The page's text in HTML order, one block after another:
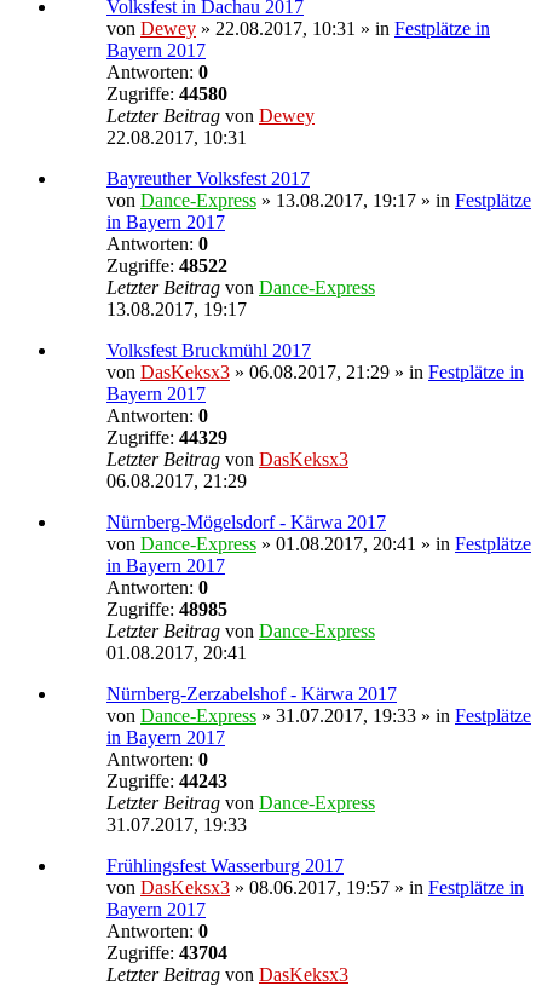
Volksfest in Dachau 2017
von Dewey » 22.08.2017, 10:31 » in Festplätze in
Bayern 2017
Antworten: 0
Zugriffe: 44580
Letzter Beitrag von Dewey
22.08.2017, 10:31
Bayreuther Volksfest 2017
von Dance-Express » 13.08.2017, 19:17 » in Festplätze
in Bayern 2017
Antworten: 0
Zugriffe: 48522
Letzter Beitrag von Dance-Express
13.08.2017, 19:17
Volksfest Bruckmühl 2017
von DasKeksx3 » 06.08.2017, 21:29 » in Festplätze in
Bayern 2017
Antworten: 0
Zugriffe: 44329
Letzter Beitrag von DasKeksx3
06.08.2017, 21:29
Nürnberg-Mögelsdorf - Kärwa 2017
von Dance-Express » 01.08.2017, 20:41 » in Festplätze
in Bayern 2017
Antworten: 0
Zugriffe: 48985
Letzter Beitrag von Dance-Express
01.08.2017, 20:41
Nürnberg-Zerzabelshof - Kärwa 2017
von Dance-Express » 31.07.2017, 19:33 » in Festplätze
in Bayern 2017
Antworten: 0
Zugriffe: 44243
Letzter Beitrag von Dance-Express
31.07.2017, 19:33
Frühlingsfest Wasserburg 2017
von DasKeksx3 » 08.06.2017, 19:57 » in Festplätze in
Bayern 2017
Antworten: 0
Zugriffe: 43704
Letzter Beitrag von DasKeksx3